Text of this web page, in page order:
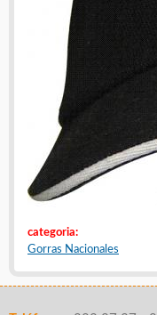
categoria:
Gorras Nacionales